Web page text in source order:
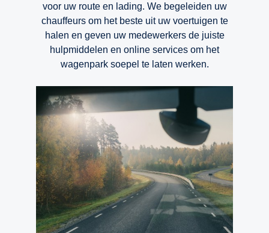
voor uw route en lading. We begeleiden uw
chauffeurs om het beste uit uw voertuigen te
halen en geven uw medewerkers de juiste
hulpmiddelen en online services om het
wagenpark soepel te laten werken.